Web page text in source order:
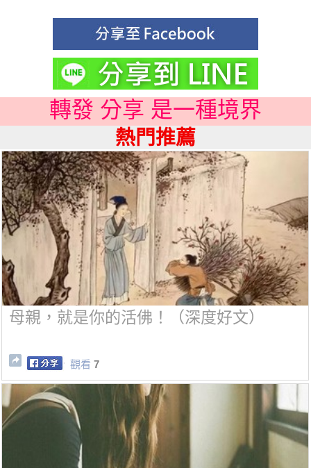
轉發 分享 是一種境界
熱門推薦
母親，就是你的活佛！（深度好文）
觀看 7